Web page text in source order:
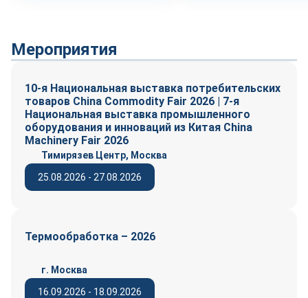
Мероприятия
10-я Национальная выставка потребительских
товаров China Commodity Fair 2026 | 7-я
Национальная выставка промышленного
оборудования и инноваций из Китая China
Machinery Fair 2026
25.08.2026 - 27.08.2026
Тимирязев Центр, Москва
Термообработка – 2026
16.09.2026 - 18.09.2026
г. Москва